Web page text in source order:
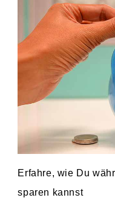
Erfahre, wie Du
sparen kannst